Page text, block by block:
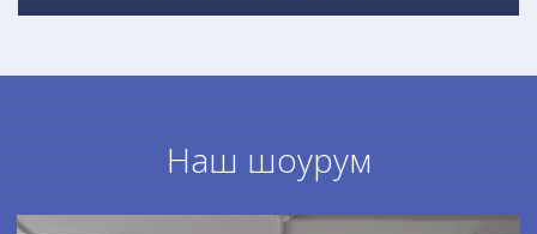
Наш шоурум